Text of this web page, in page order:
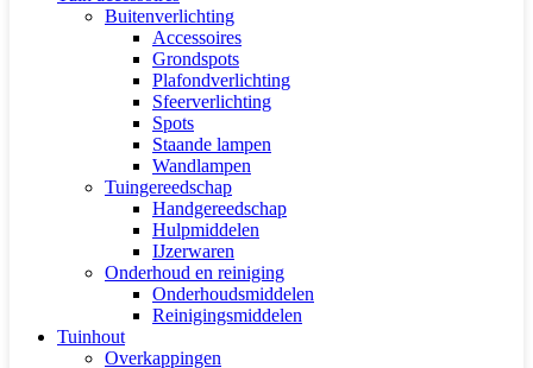
Buitenverlichting
Accessoires
Grondspots
Plafondverlichting
Sfeerverlichting
Spots
Staande lampen
Wandlampen
Tuingereedschap
Handgereedschap
Hulpmiddelen
IJzerwaren
Onderhoud en reiniging
Onderhoudsmiddelen
Reinigingsmiddelen
Tuinhout
Overkappingen